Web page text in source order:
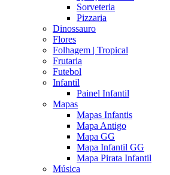
Sorveteria
Pizzaria
Dinossauro
Flores
Folhagem | Tropical
Frutaria
Futebol
Infantil
Painel Infantil
Mapas
Mapas Infantis
Mapa Antigo
Mapa GG
Mapa Infantil GG
Mapa Pirata Infantil
Música